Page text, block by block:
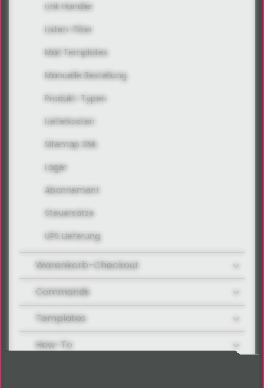
Link Handler
Listen-Filter
Mail Templates
Manuelle Bestellung
Produkt-Typen
Lieferkosten
Sitemap XML
Lager
Abonnement
Steuersätze
UPS Lieferung
Warenkorb-Checkout
Commands
Templates
How-To